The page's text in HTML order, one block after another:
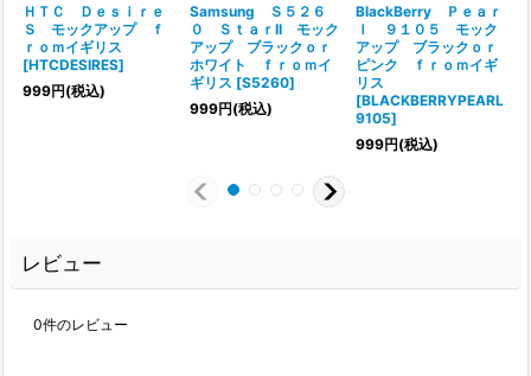
ＨＴＣ Ｄｅｓｉｒｅ
Ｓ モックアップ ｆ
ｒｏｍイギリス
[HTCDESIRES]
999円(税込)
Samsung Ｓ５２６
０ ＳｔａｒII モック
アップ ブラックｏｒ
ホワイト ｆｒｏｍイ
ギリス [S5260]
999円(税込)
BlackBerry Ｐｅａｒ
ｌ ９１０５ モック
アップ ブラックｏｒ
ピンク ｆｒｏｍイギ
リス
[BLACKBERRYPEARL
9105]
999円(税込)
レビュー
0件のレビュー